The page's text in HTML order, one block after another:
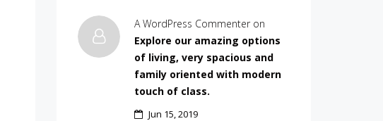
A WordPress Commenter on
Explore our amazing options
of living, very spacious and
family oriented with modern
touch of class.
Jun 15, 2019